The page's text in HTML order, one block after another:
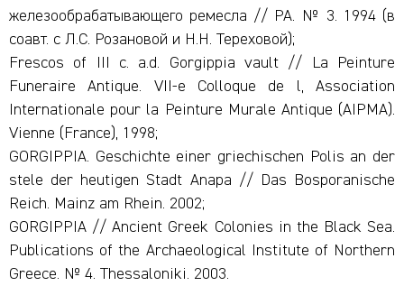
железообрабатывающего ремесла // РА. № 3. 1994 (в
соавт. с Л.С. Розановой и Н.Н. Тереховой);
Frescos of III c. a.d. Gorgippia vault // La Peinture
Funeraire Antique. VII-e Colloque de l, Association
Internationale pour la Peinture Murale Antique (AIPMA).
Vienne (France), 1998;
GORGIPPIA. Geschichte einer griechischen Polis an der
stele der heutigen Stadt Anapa // Das Bosporanische
Reich. Mainz am Rhein. 2002;
GORGIPPIA // Ancient Greek Colonies in the Black Sea.
Publications of the Archaeological Institute of Northern
Greece. № 4. Thessaloniki. 2003.